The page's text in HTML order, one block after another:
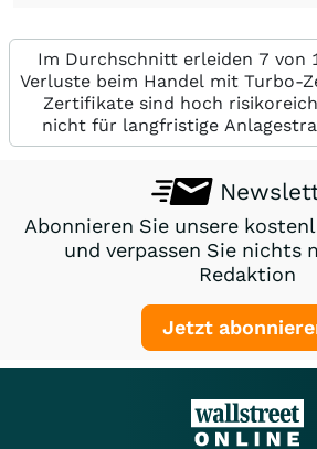
Im Durchschnitt erleiden 7 von
Verluste beim Handel mit Turbo-
Zertifikate sind hoch
nicht für langfristige
Abonnieren Sie unsere
und verpassen Sie nichts
Redaktion
Jetzt